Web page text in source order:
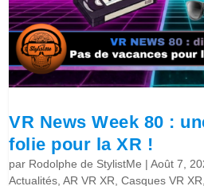
VR News Week 80 :
folie pour la XR !
par Rodolphe de StylistMe |Août 7,
Actualités ,AR VR XR ,Casques VR XR